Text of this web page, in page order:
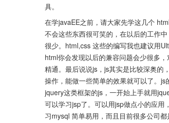
具。
在学javaEE之前，请大家先学这几个
不会这些东西很可笑的，在以后的工作
很少。html,css 这些的编写我也建议用
html你会发现以后的兼容问题会少很多
精通。最后说说js，js其实是比较深奥的
操作，能做一些简单的效果就可以了。
jquery这类框架的js，一开始上手就用
可以学习jsp了。可以用jsp做点小的应用
习mysql 简单易用，而且目前很多公司都